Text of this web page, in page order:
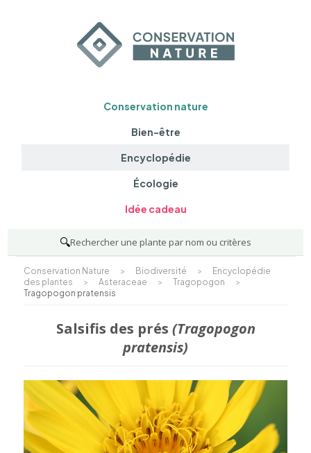
Conservation nature
Bien-être
Encyclopédie
Écologie
Idée cadeau
🔍Rechercher une plante par nom ou critères
Conservation Nature > Biodiversité >
Encyclopédie
des plantes
> Asteraceae > Tragopogon
>
Tragopogon pratensis
Salsifis des prés (Tragopogon
pratensis)